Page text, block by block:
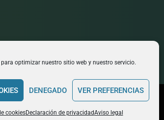
optimizar nuestro sitio web y nuestro servicio.
DENEGADO VER PREFERENCIAS
cookiesDeclaración de privacidadAviso legal